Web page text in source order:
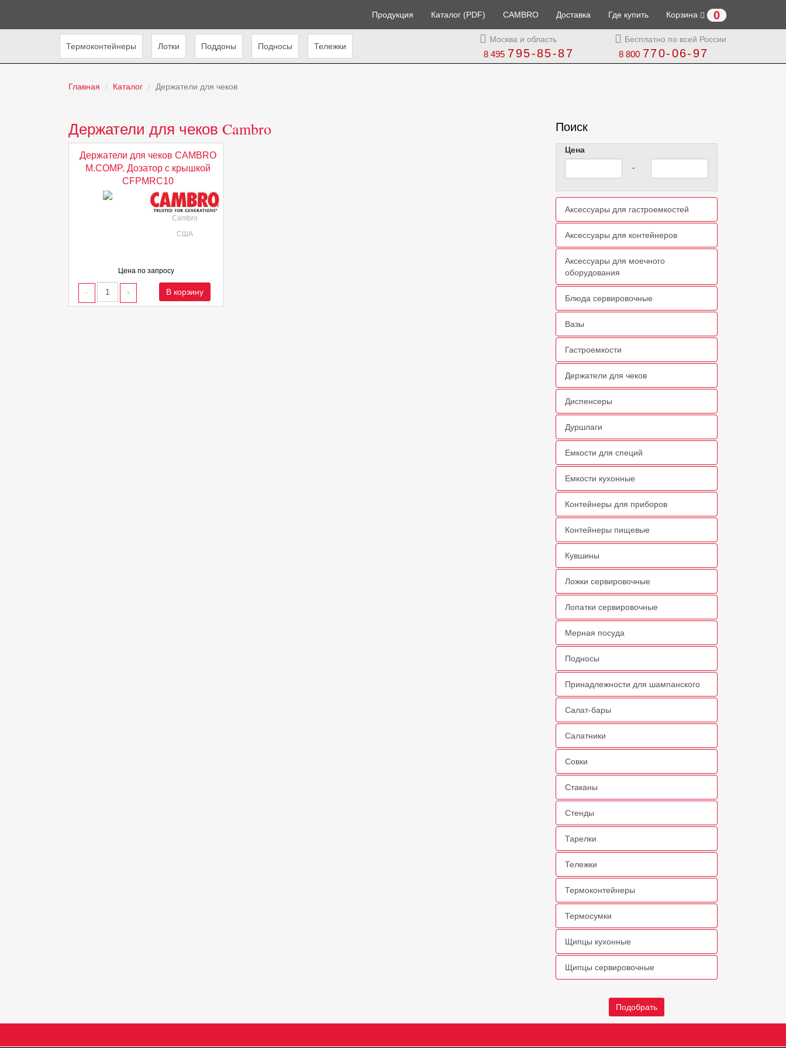
Продукция Каталог (PDF) CAMBRO Доставка Где купить Корзина 0
Термоконтейнеры Лотки Поддоны Подносы Тележки
Бесплатно по всей России
8 800 770-06-97
Москва и область
8 495 795-85-87
Главная Каталог Держатели для чеков
Держатели для чеков Cambro
Держатели для чеков CAMBRO
M.COMP. Дозатор с крышкой
CFPМRC10
Cambro
США
Цена по запросу
В корзину
Поиск
Цена
-
Аксессуары для гастроемкостей
Аксессуары для контейнеров
Аксессуары для моечного
оборудования
Блюда сервировочные
Вазы
Гастроемкости
Держатели для чеков
Диспенсеры
Дуршлаги
Емкости для специй
Емкости кухонные
Контейнеры для приборов
Контейнеры пищевые
Кувшины
Ложки сервировочные
Лопатки сервировочные
Мерная посуда
Подносы
Принадлежности для шампанского
Салат-бары
Салатники
Совки
Стаканы
Стенды
Тарелки
Тележки
Термоконтейнеры
Термосумки
Щипцы кухонные
Щипцы сервировочные
Подобрать